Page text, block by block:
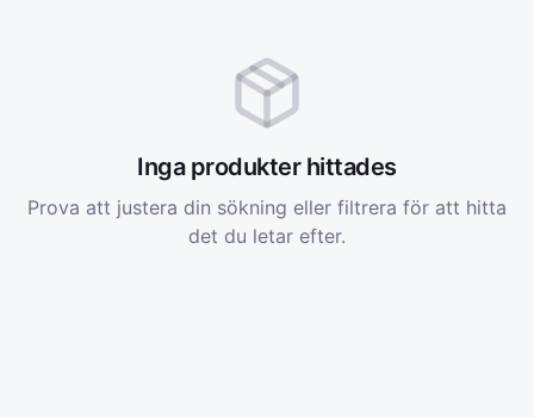
Inga produkter hittades
Prova att justera din sökning eller filtrera för att hitta
det du letar efter.